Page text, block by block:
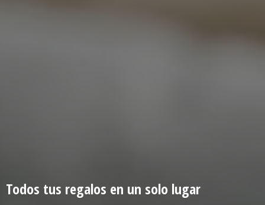
Todos tus regalos en un solo lugar